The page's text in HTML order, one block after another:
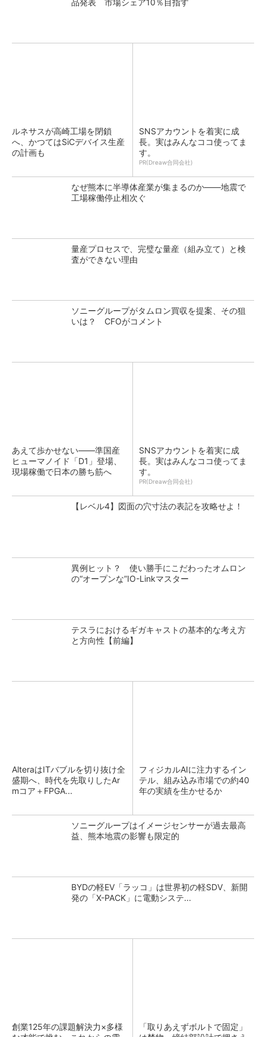
品発表 市場シェア10％目指す
ルネサスが高崎工場を閉鎖
へ、かつてはSiCデバイス生産
の計画も
SNSアカウントを着実に成
長。実はみんなココ使ってま
す。
PR(Dreaw合同会社)
なぜ熊本に半導体産業が集まるのか――地震で
工場稼働停止相次ぐ
量産プロセスで、完璧な量産（組み立て）と検
査ができない理由
ソニーグループがタムロン買収を提案、その狙
いは？ CFOがコメント
あえて歩かせない――準国産
ヒューマノイド「D1」登場、
現場稼働で日本の勝ち筋へ
SNSアカウントを着実に成
長。実はみんなココ使ってま
す。
PR(Dreaw合同会社)
【レベル4】図面の穴寸法の表記を攻略せよ！
異例ヒット？ 使い勝手にこだわったオムロン
の“オープンな”IO-Linkマスター
テスラにおけるギガキャストの基本的な考え方
と方向性【前編】
AlteraはITバブルを切り抜け全
盛期へ、時代を先取りしたAr
mコア＋FPGA...
フィジカルAIに注力するイン
テル、組み込み市場での約40
年の実績を生かせるか
ソニーグループはイメージセンサーが過去最高
益、熊本地震の影響も限定的
BYDの軽EV「ラッコ」は世界初の軽SDV、新開
発の「X-PACK」に電動システ...
創業125年の課題解決力×多様
「取りあえずボルトで固定」